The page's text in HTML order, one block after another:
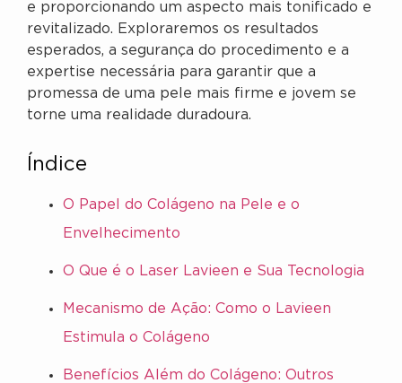
e proporcionando um aspecto mais tonificado e
revitalizado. Exploraremos os resultados
esperados, a segurança do procedimento e a
expertise necessária para garantir que a
promessa de uma pele mais firme e jovem se
torne uma realidade duradoura.
Índice
O Papel do Colágeno na Pele e o
Envelhecimento
O Que é o Laser Lavieen e Sua Tecnologia
Mecanismo de Ação: Como o Lavieen
Estimula o Colágeno
Benefícios Além do Colágeno: Outros